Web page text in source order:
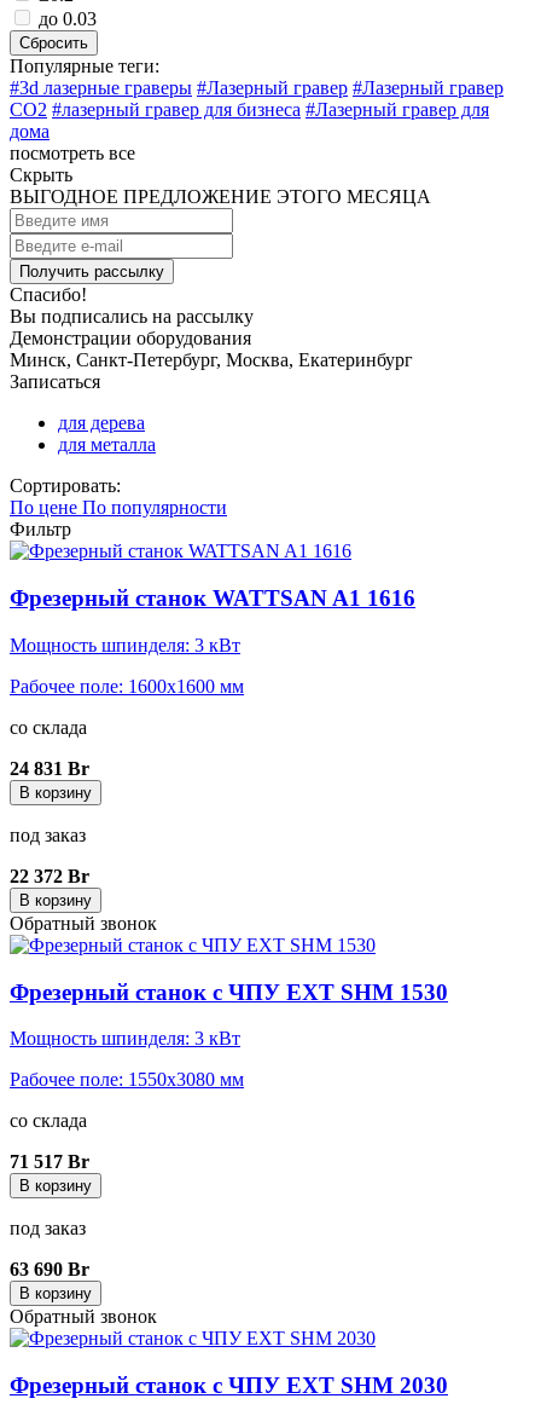
до 0.03
Сбросить
Популярные теги:
#3d лазерные граверы #Лазерный гравер #Лазерный гравер
CO2 #лазерный гравер для бизнеса #Лазерный гравер для
дома
посмотреть все
Скрыть
ВЫГОДНОЕ ПРЕДЛОЖЕНИЕ ЭТОГО МЕСЯЦА
Спасибо!
Вы подписались на рассылку
Демонстрации оборудования
Минск, Санкт-Петербург, Москва, Екатеринбург
Записаться
для дерева
для металла
Сортировать:
По цене По популярности
Фильтр
Фрезерный станок WATTSAN A1 1616
Мощность шпинделя: 3 кВт
Рабочее поле: 1600x1600 мм
со склада
24 831 Br
В корзину
под заказ
22 372 Br
В корзину
Обратный звонок
Фрезерный станок с ЧПУ EXT SHM 1530
Мощность шпинделя: 3 кВт
Рабочее поле: 1550x3080 мм
со склада
71 517 Br
В корзину
под заказ
63 690 Br
В корзину
Обратный звонок
Фрезерный станок с ЧПУ EXT SHM 2030